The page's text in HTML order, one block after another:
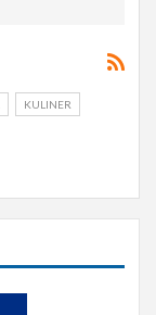
KULINER